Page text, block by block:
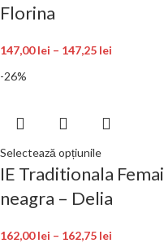
Florina
147,00lei – 147,25 lei
-26%
Selectează opțiunile
IE Traditionala Femai
neagra – Delia
162,00lei – 162,75 lei